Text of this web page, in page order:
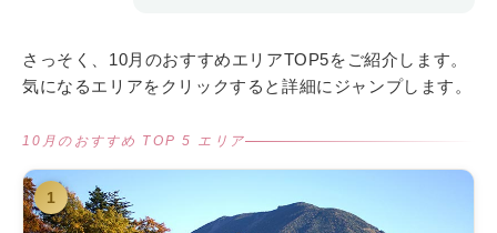
さっそく、10月のおすすめエリアTOP5をご紹介します。
気になるエリアをクリックすると詳細にジャンプします。
10月のおすすめ TOP 5 エリア
1